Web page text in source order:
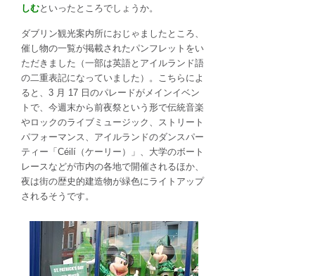
しむといったところでしょうか。
ダブリン観光案内所におじゃましたところ、
催し物の一覧が掲載されたパンフレットをい
ただきました（一部は英語とアイルランド語
の二重表記になっていました）。こちらによ
ると、3 月 17 日のパレードがメインイベン
トで、今週末から前夜祭という形で伝統音楽
やロックのライブミュージック、ストリート
パフォーマンス、アイルランドのダンスパー
ティー「Céilí（ケーリー）」、大学のボート
レースなどが市内の各地で開催されるほか、
夜は街の歴史的建造物が緑色にライトアップ
されるそうです。